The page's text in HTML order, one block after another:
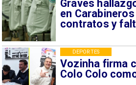
Graves
en
contratos y
Vozinha firma
Colo Colo
DEPORTES